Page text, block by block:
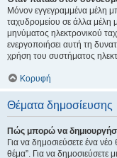
Μόνον εγγεγραμμένα μέλη
ταχυδρομείου σε άλλα
μηνύματος ηλεκτρονικού
ενεργοποιήσει αυτή τη
χρήση του συστήματος
Κορυφή
Θέματα δημοσίευσης
Πώς μπορώ να
Για να δημοσιεύσετε ένα
θέμα”. Για να δημοσιεύσετε